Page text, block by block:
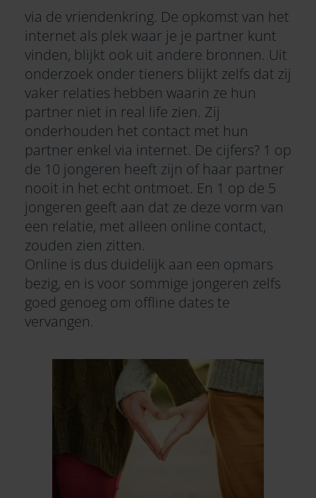
via de vriendenkring. De opkomst van het
internet als plek waar je je partner kunt
vinden, blijkt ook uit andere bronnen. Uit
onderzoek onder tieners blijkt zelfs dat zij
vaker relaties hebben waarin ze hun
partner niet in real life zien. Zij
onderhouden het contact met hun
partner enkel via internet. De cijfers? 1 op
de 10 jongeren heeft zijn of haar partner
nooit in het echt ontmoet. En 1 op de 5
jongeren geeft aan dat ze deze vorm van
een relatie, met alleen online contact,
zouden zien zitten.
Online is dus duidelijk aan een opmars
bezig, en is voor sommige jongeren zelfs
goed genoeg om offline dates te
vervangen.